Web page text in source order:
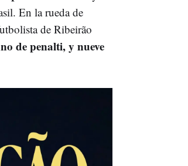
En la rueda de
de Ribeirão
de penalti, y nueve